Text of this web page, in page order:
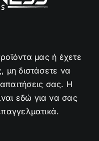
μας ή έχετε
μη διστάσετε να
απαιτήσεις σας. Η
εδώ για να σας